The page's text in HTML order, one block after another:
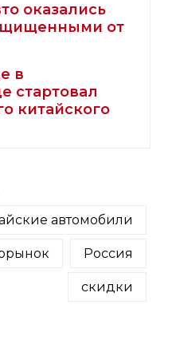
оказались
от
в
стартовал
китайского
автомобили
Россия
скидки